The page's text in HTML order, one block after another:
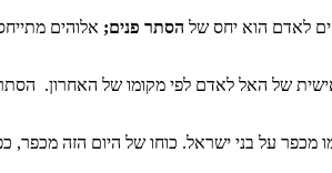
לאדם הוא יחס של הסתר פנים; אלוהים
של האל לאדם לפי מקומו של האחרון. הסתר